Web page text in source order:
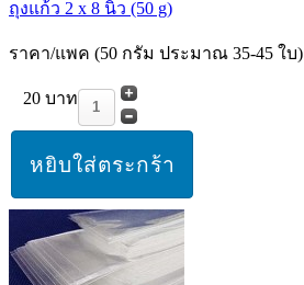
ถุงแก้ว 2 x 8 นิ้ว (50 g)
ราคา/แพค (50 กรัม ประมาณ 35-45 ใบ)
20 บาท